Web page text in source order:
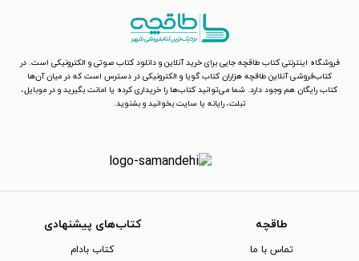
فروشگاه اینترنتی کتاب طاقچه جایی برای خرید آنلاین و دانلود کتاب صوتی و الکترونیکی است. در
کتاب‌فروشی آنلاین طاقچه هزاران کتاب گویا و الکترونیکی در دسترس است که در میان آن‌ها
کتاب رایگان هم وجود دارد. شما می‌توانید کتاب‌ها را خریداری کرده یا امانت بگیرید و در موبایل،
تبلت، رایانه یا سایت بخوانید و بشنوید.
طاقچه
تماس با ما
کتاب‌های پیشنهادی
کتاب بادام